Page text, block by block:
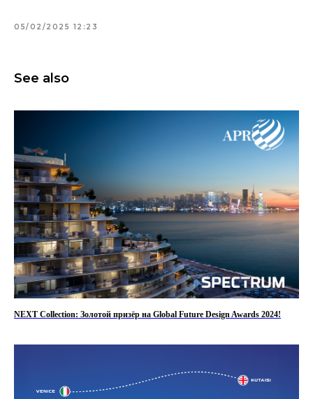
05/02/2025 12:23
See also
NEXT Collection: Золотой призёр на Global Future Design Awards 2024!